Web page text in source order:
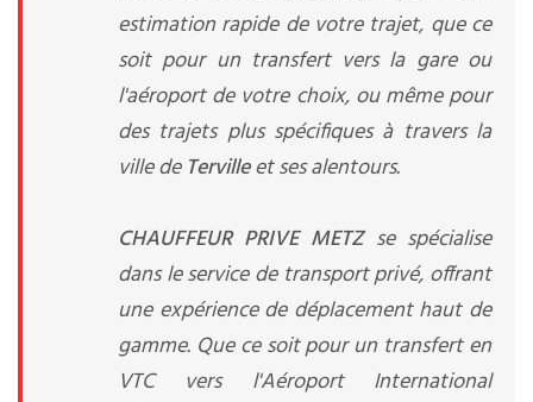
estimation rapide de votre trajet, que ce
soit pour un transfert vers la gare ou
l'aéroport de votre choix, ou même pour
des trajets plus spécifiques à travers la
ville de Tervilleet ses alentours.
CHAUFFEUR PRIVE METZ se spécialise
dans le service de transport privé, offrant
une expérience de déplacement haut de
gamme. Que ce soit pour un transfert en
VTC vers l'Aéroport International